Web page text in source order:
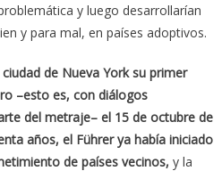
y luego desarrollarían
y para mal, en países adoptivos.
de Nueva York su primer
–esto es, con diálogos
del metraje– el 15 de octubre de
años, el Führer ya había iniciado
de países vecinos, y la